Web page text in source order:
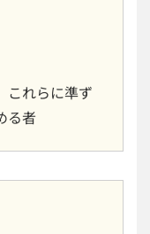
これらに準ず
る者